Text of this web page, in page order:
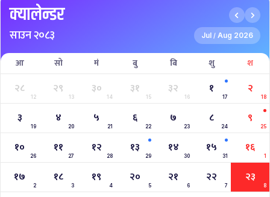
क्यालेन्डर
साउन २०८३ Jul / Aug 2026
आ सो मं बु बि शु श
२८
12
२९
13
३०
14
३१
15
३२
16
१
17
२
18
३
19
४
20
५
21
६
22
७
23
८
24
९
25
१०
26
११
27
१२
28
१३
29
१४
30
१५
31
१६
1
१७
2
१८
3
१९
4
२०
5
२१
6
२२
7
२३
8